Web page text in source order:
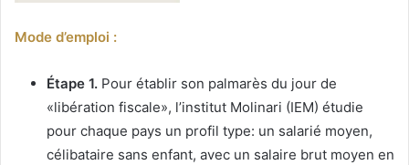
Mode d’emploi :
Étape 1. Pour établir son palmarès du jour de
«libération fiscale», l’institut Molinari (IEM) étudie
pour chaque pays un profil type: un salarié moyen,
célibataire sans enfant, avec un salaire brut moyen en